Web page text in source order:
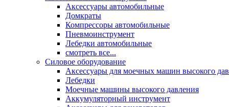
Аксессуары автомобильные
Домкраты
Компрессоры автомобильные
Пневмоинструмент
Лебедки автомобильные
смотреть все...
Силовое оборудование
Аксессуары для моечных машин высокого
Лебедки
Моечные машины высокого давления
Аккумуляторный инструмент